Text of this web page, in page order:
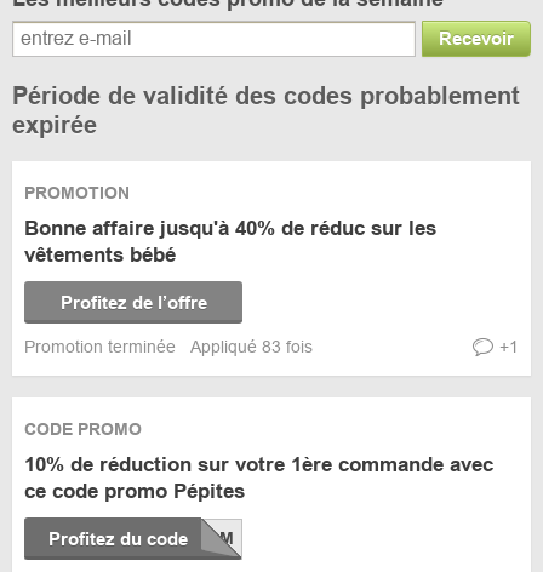
Recevoir
Période de validité des codes probablement
expirée
PROMOTION
Bonne affaire jusqu'à 40% de réduc sur les
vêtements bébé
Profitez de l’offre
Promotion terminée Appliqué 83 fois +1
CODE PROMO
10% de réduction sur votre 1ère commande avec
ce code promo Pépites
Profitez du code